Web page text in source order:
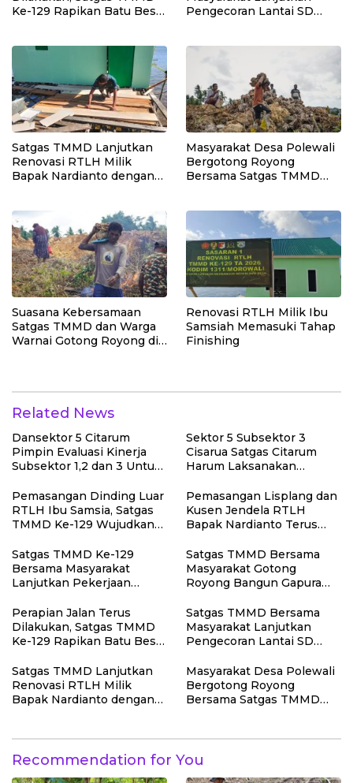
Ke-129 Rapikan Batu Besar
Kepulauan Umbele
Pengecoran Lantai SD
Satgas TMMD Lanjutkan
Renovasi RTLH Milik
Bapak Nardianto dengan
Penghubung
Masyarakat Desa Polewali
Bergotong Royong
Bersama Satgas TMMD
Suasana Kebersamaan
Satgas TMMD dan Warga
Warnai Gotong Royong di
Renovasi RTLH Milik Ibu
Samsiah Memasuki Tahap
Finishing
Related News
Dansektor 5 Citarum
Pimpin Evaluasi Kinerja
Subsektor 1,2 dan 3 Untuk
Program Pemulihan
Lingkungan
Sektor 5 Subsektor 3
Cisarua Satgas Citarum
Harum Laksanakan
Lahan Pascalongsor dan
Perkuat Edukasi
Kepedulian Lingkungan
Pemasangan Dinding Luar
RTLH Ibu Samsia, Satgas
TMMD Ke-129 Wujudkan
Pemasangan Lisplang dan
Kusen Jendela RTLH
Bapak Nardianto Terus
129
Satgas TMMD Ke-129
Bersama Masyarakat
Lanjutkan Pekerjaan
Bersih di Desa Umbele
Satgas TMMD Bersama
Masyarakat Gotong
Royong Bangun Gapura
Umbele
Perapian Jalan Terus
Dilakukan, Satgas TMMD
Ke-129 Rapikan Batu Besar
Pembukaan Jalan
Kepulauan Umbele
Satgas TMMD Bersama
Masyarakat Lanjutkan
Pengecoran Lantai SD
Satgas TMMD Lanjutkan
Renovasi RTLH Milik
Bapak Nardianto dengan
Penghubung
Masyarakat Desa Polewali
Bergotong Royong
Bersama Satgas TMMD
Recommendation for You